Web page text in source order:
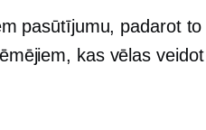
pasūtījumu, padarot to
kas vēlas veidot